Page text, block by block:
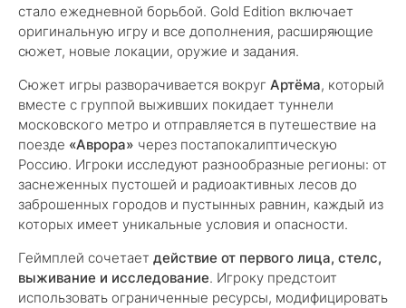
стало ежедневной борьбой. Gold Edition включает
оригинальную игру и все дополнения, расширяющие
сюжет, новые локации, оружие и задания.
Сюжет игры разворачивается вокруг Артёма, который
вместе с группой выживших покидает туннели
московского метро и отправляется в путешествие на
поезде «Аврора» через постапокалиптическую
Россию. Игроки исследуют разнообразные регионы: от
заснеженных пустошей и радиоактивных лесов до
заброшенных городов и пустынных равнин, каждый из
которых имеет уникальные условия и опасности.
Геймплей сочетает действие от первого лица, стелс,
выживание и исследование. Игроку предстоит
использовать ограниченные ресурсы, модифицировать